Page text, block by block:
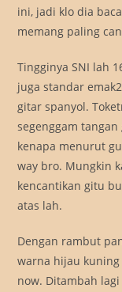
ini, jadi klo dia
memang paling
Tingginya SNI lah
juga standar
gitar spanyol.
segenggam
kenapa menurut
way bro. Mungkin
kencantikan gitu
atas lah.
Dengan rambut
warna hijau
now. Ditambah